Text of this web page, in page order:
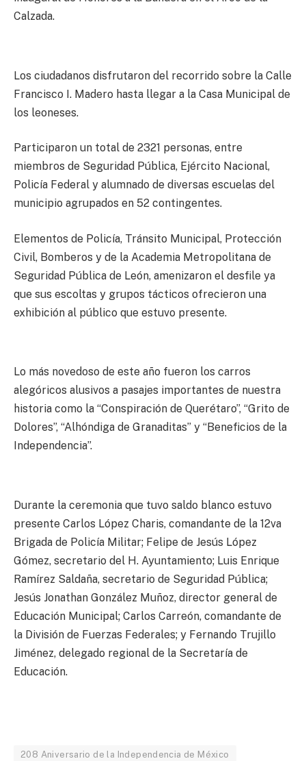
Calzada.
Los ciudadanos disfrutaron del recorrido sobre la Calle
Francisco I. Madero hasta llegar a la Casa Municipal de
los leoneses.
Participaron un total de 2321 personas, entre
miembros de Seguridad Pública, Ejército Nacional,
Policía Federal y alumnado de diversas escuelas del
municipio agrupados en 52 contingentes.
Elementos de Policía, Tránsito Municipal, Protección
Civil, Bomberos y de la Academia Metropolitana de
Seguridad Pública de León, amenizaron el desfile ya
que sus escoltas y grupos tácticos ofrecieron una
exhibición al público que estuvo presente.
Lo más novedoso de este año fueron los carros
alegóricos alusivos a pasajes importantes de nuestra
historia como la “Conspiración de Querétaro”, “Grito de
Dolores”, “Alhóndiga de Granaditas” y “Beneficios de la
Independencia”.
Durante la ceremonia que tuvo saldo blanco estuvo
presente Carlos López Charis, comandante de la 12va
Brigada de Policía Militar; Felipe de Jesús López
Gómez, secretario del H. Ayuntamiento; Luis Enrique
Ramírez Saldaña, secretario de Seguridad Pública;
Jesús Jonathan González Muñoz, director general de
Educación Municipal; Carlos Carreón, comandante de
la División de Fuerzas Federales; y Fernando Trujillo
Jiménez, delegado regional de la Secretaría de
Educación.
208 Aniversario de la Independencia de México